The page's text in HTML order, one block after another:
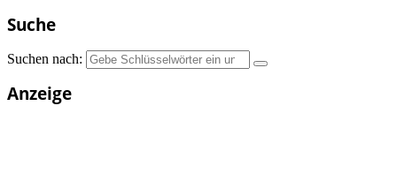
Suche
Suchen nach:
Anzeige